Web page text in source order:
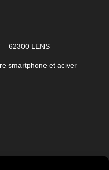
– 62300 LENS